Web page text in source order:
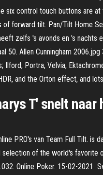
six control touch buttons are
forward tilt. Pan/Tilt Home
zelfs 's avonds en 's
50. Allen Cunningham
Ilford, Portra, Velvia,
and the Orton effect, and
T' snelt
PRO's van Team Full Tilt. is
of the world's favorite
Online Poker. 15-02-